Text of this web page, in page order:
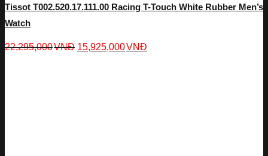
Tissot T002.520.17.111.00 Racing T-Touch White Rubber Men’s
Watch
22,295,000VNĐ 15,925,000VNĐ